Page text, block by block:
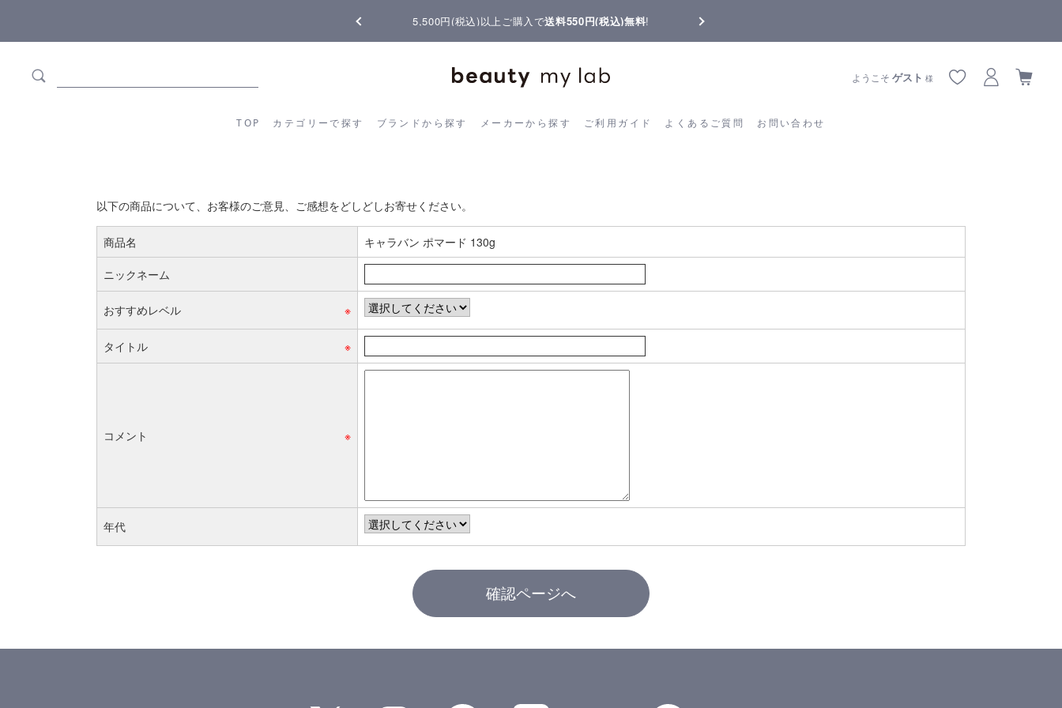
5,500円(税込)以上ご購入で送料550円(税込)無料!
TOP カテゴリーで探す ブランドから探す メーカーから探す ご利用ガイド よくあるご質問 お問い合わせ
ようこそゲスト 様
カテゴリーから探す ブランドから探す メーカーから探す ご利用ガイド よくあるご質問
以下の商品について、お客様のご意見、ご感想をどしどしお寄せください。
商品名 キャラバン ポマード 130g
ニックネーム
おすすめレベル ※
タイトル ※
コメント ※
年代